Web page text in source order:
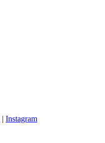
| Instagram